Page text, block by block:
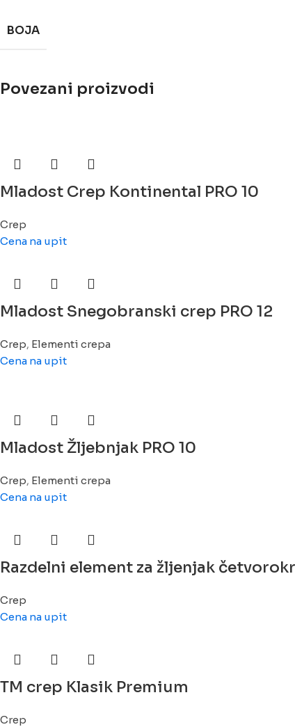
BOJA
Povezani proizvodi
Mladost Crep Kontinental PRO 10
Crep
Cena na upit
Mladost Snegobranski crep PRO 12
Crep, Elementi crepa
Cena na upit
Mladost Žljebnjak PRO 10
Crep, Elementi crepa
Cena na upit
Razdelni element za žljenjak
Crep
Cena na upit
TM crep Klasik Premium
Crep